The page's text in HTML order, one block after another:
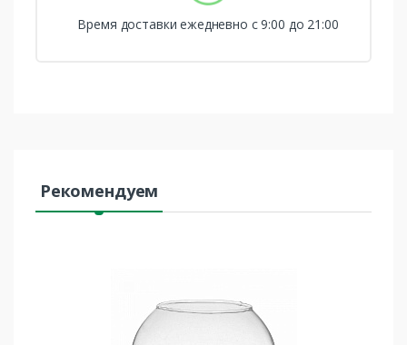
Время доставки ежедневно с 9:00 до 21:00
Рекомендуем